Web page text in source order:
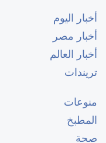
أخبار اليوم
أخبار مصر
أخبار العالم
تريندات
منوعات
المطبخ
صحة